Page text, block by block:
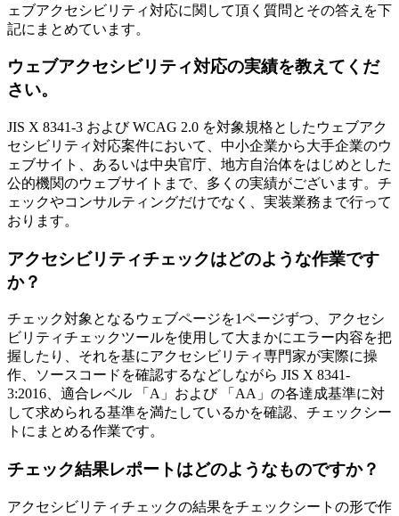
ェブアクセシビリティ対応に関して頂く質問とその答えを下
記にまとめています。
ウェブアクセシビリティ対応の実績を教えてくだ
さい。
JIS X 8341-3 および WCAG 2.0 を対象規格としたウェブアク
セシビリティ対応案件において、中小企業から大手企業のウ
ェブサイト、あるいは中央官庁、地方自治体をはじめとした
公的機関のウェブサイトまで、多くの実績がございます。チ
ェックやコンサルティングだけでなく、実装業務まで行って
おります。
アクセシビリティチェックはどのような作業です
か？
チェック対象となるウェブページを1ページずつ、アクセシ
ビリティチェックツールを使用して大まかにエラー内容を把
握したり、それを基にアクセシビリティ専門家が実際に操
作、ソースコードを確認するなどしながら JIS X 8341-
3:2016、適合レベル 「A」および 「AA」の各達成基準に対
して求められる基準を満たしているかを確認、チェックシー
トにまとめる作業です。
チェック結果レポートはどのようなものですか？
アクセシビリティチェックの結果をチェックシートの形で作